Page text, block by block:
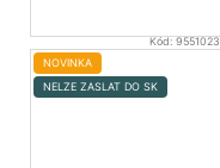
Kód:
NOVINKA
NELZE ZASLAT DO SK